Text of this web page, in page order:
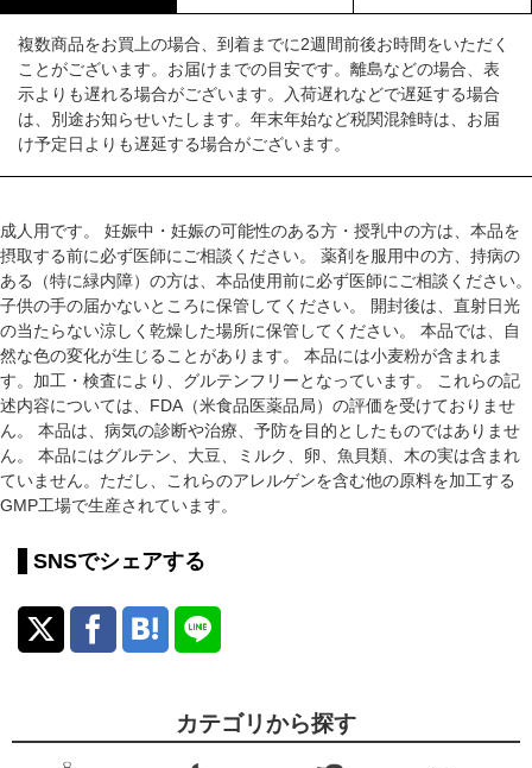
複数商品をお買上の場合、到着までに2週間前後お時間をいただく
ことがございます。お届けまでの目安です。離島などの場合、表
示よりも遅れる場合がございます。入荷遅れなどで遅延する場合
は、別途お知らせいたします。年末年始など税関混雑時は、お届
け予定日よりも遅延する場合がございます。
成人用です。 妊娠中・妊娠の可能性のある方・授乳中の方は、本品を
摂取する前に必ず医師にご相談ください。 薬剤を服用中の方、持病の
ある（特に緑内障）の方は、本品使用前に必ず医師にご相談ください。
子供の手の届かないところに保管してください。 開封後は、直射日光
の当たらない涼しく乾燥した場所に保管してください。 本品では、自
然な色の変化が生じることがあります。 本品には小麦粉が含まれま
す。加工・検査により、グルテンフリーとなっています。 これらの記
述内容については、FDA（米食品医薬品局）の評価を受けておりませ
ん。 本品は、病気の診断や治療、予防を目的としたものではありませ
ん。 本品にはグルテン、大豆、ミルク、卵、魚貝類、木の実は含まれ
ていません。ただし、これらのアレルゲンを含む他の原料を加工する
GMP工場で生産されています。
SNSでシェアする
カテゴリから探す